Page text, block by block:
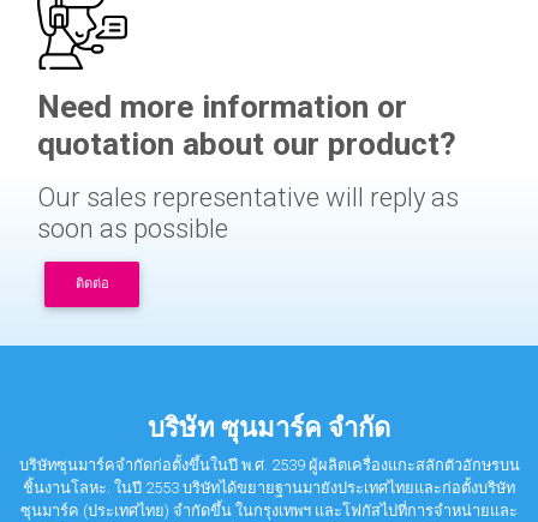
Need more information or
quotation about our product?
Our sales representative will reply as
soon as possible
ติดต่อ
บริษัท ซุนมาร์ค จำกัด
บริษัทซุนมาร์คจำกัดก่อตั้งขึ้นในปี พ.ศ. 2539 ผู้ผลิตเครื่องแกะสลักตัวอักษรบน
ชิ้นงานโลหะ. ในปี 2553 บริษัทได้ขยายฐานมายังประเทศไทยและก่อตั้งบริษัท
ซุนมาร์ค (ประเทศไทย) จำกัดขึ้น ในกรุงเทพฯ และโฟกัสไปที่การจำหน่ายและ